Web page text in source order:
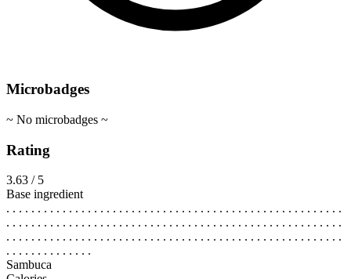
Microbadges
~ No microbadges ~
Rating
3.63 / 5
Base ingredient
. . . . . . . . . . . . . . . . . . . . . . . . . . . . . . . . . . . . . . . . . . . . . . . . . . . . . .
. . . . . . . . . . . . . . . . . . . . . . . . . . . . . . . . . . . . . . . . . . . . . . . . . . . . . .
. . . . . . . . . . . . . . . . . . . . . . . . . . . . . . . . . . . . . . . . . . . . . . . . . . . . . .
. . . . . . . . . . . . . .
Sambuca